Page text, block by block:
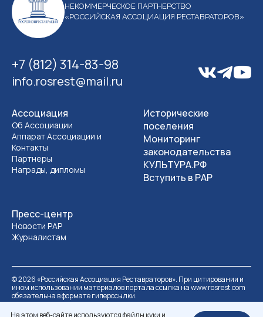
На этом веб-сайте используются файлы куки и
НЕКОММЕРЧЕСКОЕ ПАРТНЕРСТВО
«РОССИЙСКАЯ АССОЦИАЦИЯ РЕСТАВРАТОРОВ»
+7 (812) 314-83-98
info.rosrest@mail.ru
Ассоциация
Об Ассоциации
Аппарат Ассоциации и
Контакты
Партнеры
Награды, дипломы
Пресс-центр
Новости РАР
Журналистам
Исторические
поселения
Мониторинг
законодательства
КУЛЬТУРА.РФ
Вступить в РАР
©2026 «Российская Ассоциация Реставраторов». При цитировании и
ином использовании материалов портала ссылка на www.rosrest.com
обязательна в формате гиперссылки.
Политика обработки персональных данных
Разработка сайта